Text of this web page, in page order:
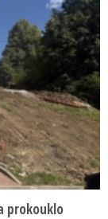
prokouklo